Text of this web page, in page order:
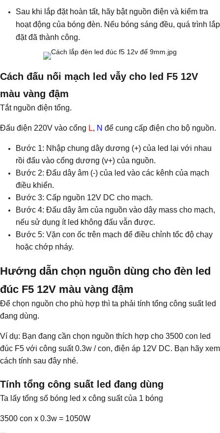
Sau khi lắp đặt hoàn tất, hãy bật nguồn điện và kiểm tra
hoạt động của bóng đèn. Nếu bóng sáng đều, quá trình lắp
đặt đã thành công.
Cách đấu nối mạch led vẫy cho led F5 12V
màu vàng đậm
Tắt nguồn điện tổng.
Đấu điện 220V vào cổng L, N để cung cấp điện cho bộ nguồn.
Bước 1: Nhập chung dây dương (+) của led lại với nhau
rồi đấu vào cổng dương (v+) của nguồn.
Bước 2: Đấu dây âm (-) của led vào các kênh của mạch
điều khiển.
Bước 3: Cấp nguồn 12V DC cho mạch.
Bước 4: Đấu dây âm của nguồn vào dây mass cho mạch,
nếu sử dụng ít led không đấu vẫn được.
Bước 5: Vặn con ốc trên mạch để điều chỉnh tốc độ chạy
hoặc chớp nháy.
Hướng dẫn chọn nguồn dùng cho đèn led
đúc F5 12V màu vàng đậm
Để chọn nguồn cho phù hợp thì ta phải tính tổng công suất led
đang dùng.
Ví dụ: Bạn đang cần chọn nguồn thích hợp cho 3500 con led
đúc F5 với công suất 0.3w / con, điện áp 12V DC. Bạn hãy xem
cách tính sau đây nhé.
Tính tổng công suất led đang dùng
Ta lấy tổng số bóng led x công suất của 1 bóng
3500 con x 0.3w = 1050W